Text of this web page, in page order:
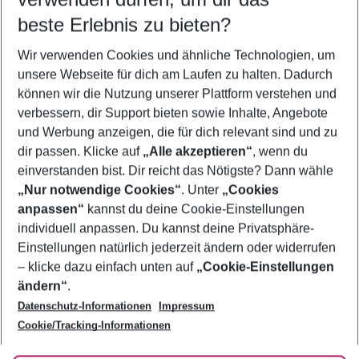
5-8 Nächte
2 Erwachsene Keine Kinder
Mehr Filter anzeigen
Footer
Footer navigation
Über uns
AGB
Bestpreisgarantie
Cookie-Einstellungen ändern
Cookie-Richtlinie
Agenturbetreuung
Barrierefreies Reisen
Folge uns
beste Erlebnis zu bieten?
Wir verwenden Cookies und ähnliche Technologien, um
unsere Webseite für dich am Laufen zu halten. Dadurch
können wir die Nutzung unserer Plattform verstehen und
verbessern, dir Support bieten sowie Inhalte, Angebote
und Werbung anzeigen, die für dich relevant sind und zu
dir passen. Klicke auf „Alle akzeptieren“, wenn du
einverstanden bist. Dir reicht das Nötigste? Dann wähle
„Nur notwendige Cookies“. Unter „Cookies
anpassen“ kannst du deine Cookie-Einstellungen
individuell anpassen. Du kannst deine Privatsphäre-
Einstellungen natürlich jederzeit ändern oder widerrufen
– klicke dazu einfach unten auf „Cookie-Einstellungen
ändern“.
Datenschutz-Informationen
Impressum
Cookie/Tracking-Informationen